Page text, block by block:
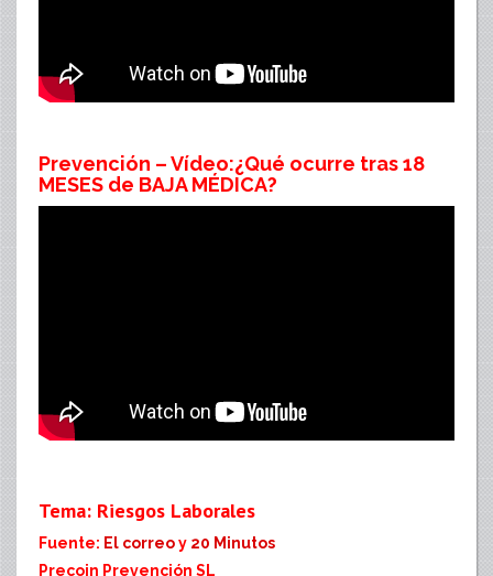
Prevención – Vídeo:¿Qué ocurre tras 18
MESES de BAJA MÉDICA?
Tema: Riesgos Laborales
Fuente: El correoy 20 Minutos
Precoin Prevención SL